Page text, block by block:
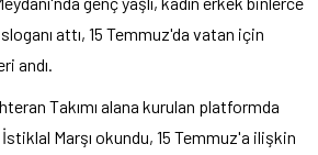
attı, 15 Temmuz'da vatan için
andı.
Takımı alana kurulan platformda
Marşı okundu, 15 Temmuz'a ilişkin